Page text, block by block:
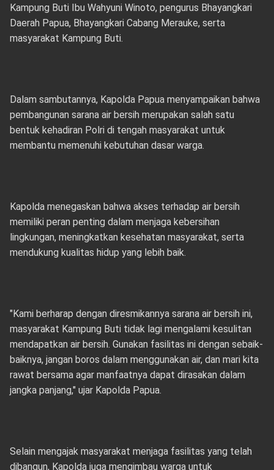
Kampung Buti Ibu Wahyuni Winoto, pengurus Bhayangkari
Daerah Papua, Bhayangkari Cabang Merauke, serta
masyarakat Kampung Buti.
Dalam sambutannya, Kapolda Papua menyampaikan bahwa
pembangunan sarana air bersih merupakan salah satu
bentuk kehadiran Polri di tengah masyarakat untuk
membantu memenuhi kebutuhan dasar warga.
Kapolda menegaskan bahwa akses terhadap air bersih
memiliki peran penting dalam menjaga kebersihan
lingkungan, meningkatkan kesehatan masyarakat, serta
mendukung kualitas hidup yang lebih baik.
"Kami berharap dengan diresmikannya sarana air bersih ini,
masyarakat Kampung Buti tidak lagi mengalami kesulitan
mendapatkan air bersih. Gunakan fasilitas ini dengan sebaik-
baiknya, jangan boros dalam menggunakan air, dan mari kita
rawat bersama agar manfaatnya dapat dirasakan dalam
jangka panjang," ujar Kapolda Papua.
Selain mengajak masyarakat menjaga fasilitas yang telah
dibangun, Kapolda juga mengimbau warga untuk